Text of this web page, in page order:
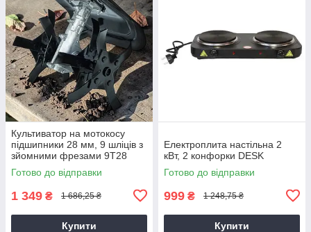
Культиватор на мотокосу
підшипники 28 мм, 9 шліців з
зйомними фрезами 9T28
Готово до відправки
1 349 ₴ 1 686,25 ₴
Купити
Електроплита настільна 2
кВт, 2 конфорки DESK
Готово до відправки
999 ₴ 1 248,75 ₴
Купити